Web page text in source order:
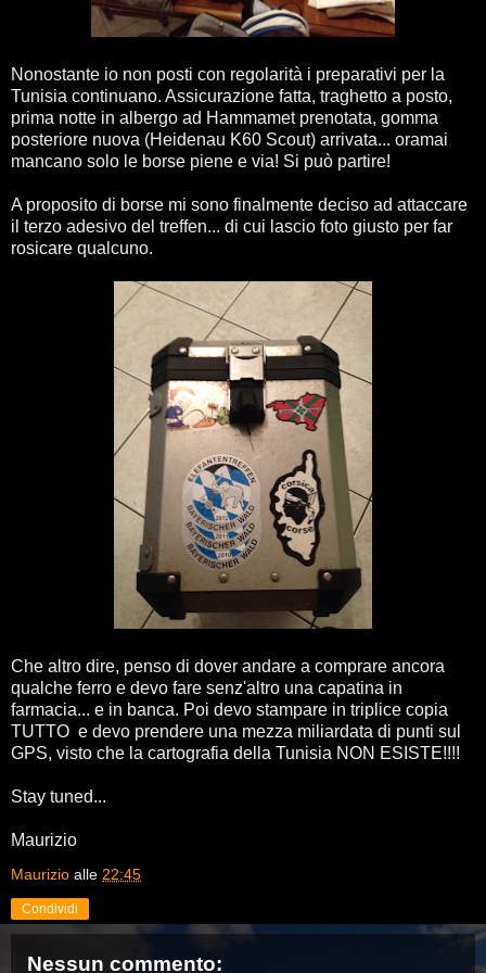
Nonostante io non posti con regolarità i preparativi per la
Tunisia continuano. Assicurazione fatta, traghetto a posto,
prima notte in albergo ad Hammamet prenotata, gomma
posteriore nuova (Heidenau K60 Scout) arrivata... oramai
mancano solo le borse piene e via! Si può partire!
A proposito di borse mi sono finalmente deciso ad attaccare
il terzo adesivo del treffen... di cui lascio foto giusto per far
rosicare qualcuno.
Che altro dire, penso di dover andare a comprare ancora
qualche ferro e devo fare senz'altro una capatina in
farmacia... e in banca. Poi devo stampare in triplice copia
TUTTO e devo prendere una mezza miliardata di punti sul
GPS, visto che la cartografia della Tunisia NON ESISTE!!!!
Stay tuned...
Maurizio
Maurizio alle 22:45
Condividi
Nessun commento: